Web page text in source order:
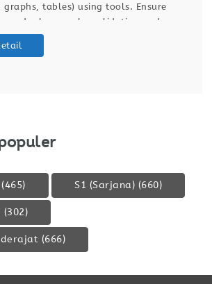
graphs, tables) using tools. Ensure
and relevance by validating and
and dashboards. Support
Transform, Load) processes for data
(465) S1 (Sarjana) (660)
(302)
(666)